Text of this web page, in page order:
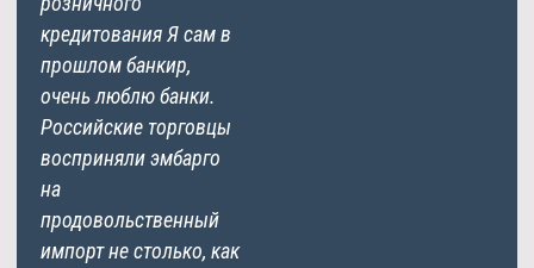
кредитования Я сам в
прошлом банкир,
очень люблю банки.
Российские торговцы
восприняли эмбарго
на
продовольственный
импорт не столько, как